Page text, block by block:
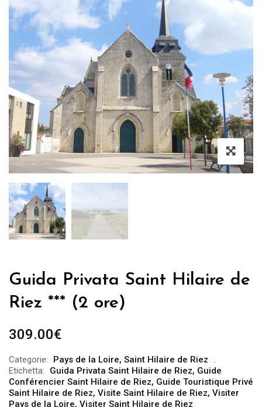
Guida Privata Saint Hilaire de
Riez *** (2 ore)
309.00€
Categorie: Pays de la Loire, Saint Hilaire de Riez
Etichetta:
Guida Privata Saint Hilaire de Riez, Guide
Conférencier Saint Hilaire de Riez, Guide Touristique Privé
Saint Hilaire de Riez, Visite Saint Hilaire de Riez, Visiter
Pays de la Loire, Visiter Saint Hilaire de Riez